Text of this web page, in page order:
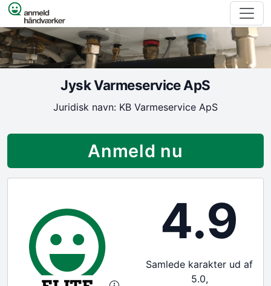
Spring til indhold
Kim Bast
Jysk Varmeservice ApS
Juridisk navn: KB Varmeservice ApS
Anmeld nu
4.9
Samlede karakter ud af
5.0,